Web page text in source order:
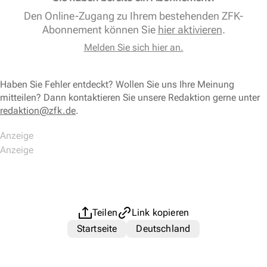
Den Online-Zugang zu Ihrem bestehenden ZFK-
Abonnement können Sie hier aktivieren.
Melden Sie sich hier an.
Haben Sie Fehler entdeckt? Wollen Sie uns Ihre Meinung
mitteilen? Dann kontaktieren Sie unsere Redaktion gerne unter
redaktion@zfk.de.
Teilen
Link kopieren
Startseite
Deutschland